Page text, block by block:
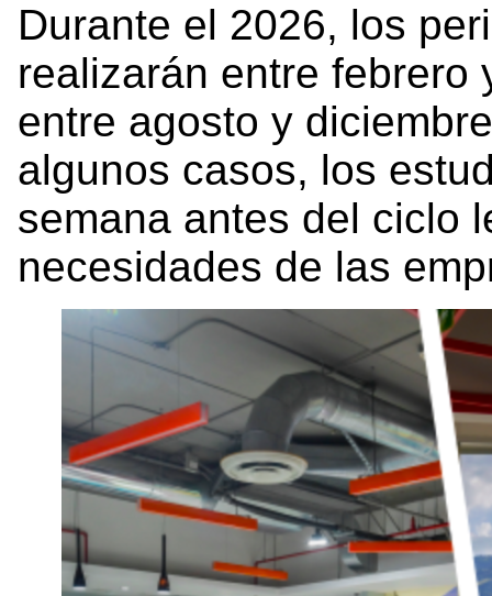
Durante el 2026, los
realizarán entre febrero
entre agosto y
algunos casos, los
semana antes del ciclo
necesidades de las